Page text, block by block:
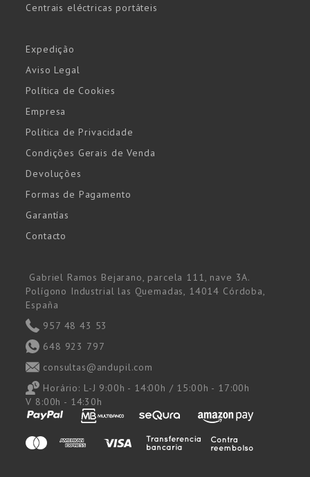
Centrais eléctricas portáteis
Expedição
Aviso Legal
Política de Cookies
Empresa
Política de Privacidade
Condições Gerais de Venda
Devoluções
Formas de Pagamento
Garantías
Contacto
Gabriel Ramos Bejarano, parcela 111, nave 3A.
Polígono Industrial las Quemadas, 14014 Córdoba,
España
957 48 43 53
648 923 797
consultas@andupil.com
Horário: L-J 9:00h - 14:00h / 15:00h - 17:00h
V 8:00h - 14:30h